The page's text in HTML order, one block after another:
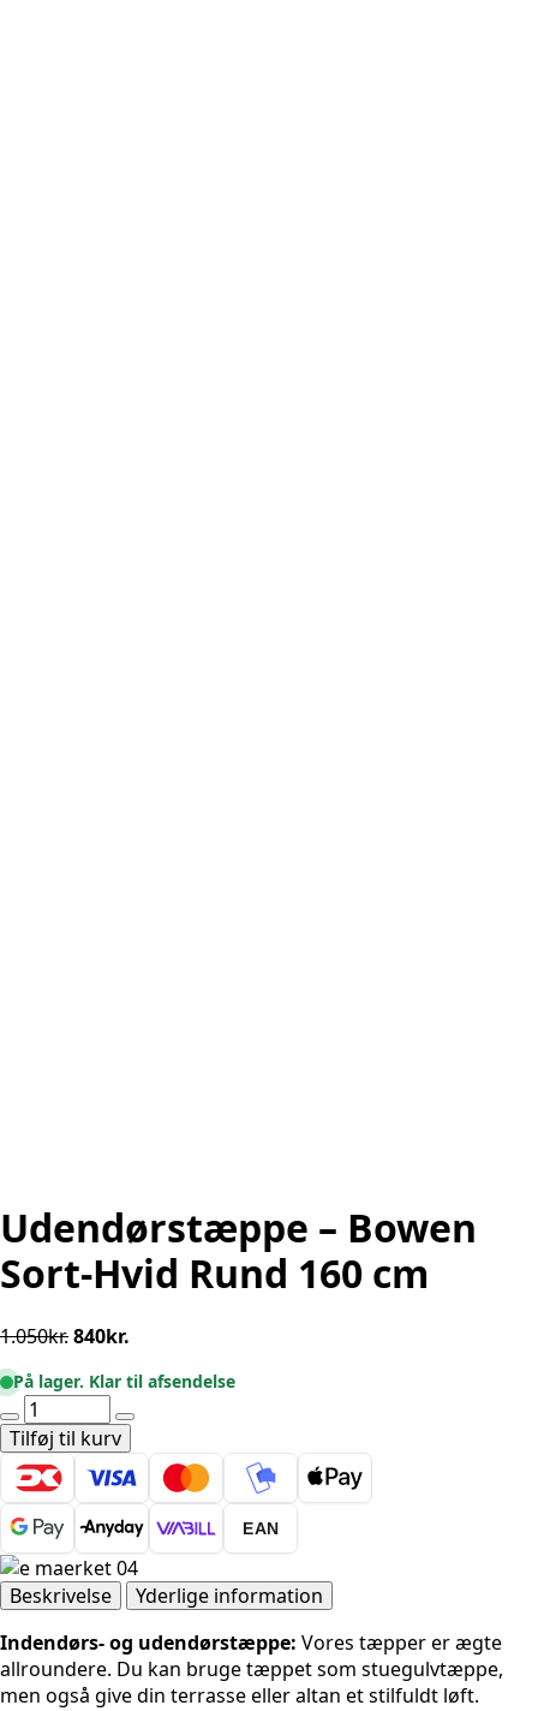
Udendørstæppe – Bowen
Sort-Hvid Rund 160 cm
1.050kr.Den
pris
1.050kr..
840kr.
pris
er:
På lager. Klar til afsendelse
Udendørstæppe
-
Bowen
Sort-
Hvid
Rund
160
cm
antal
Tilføj til kurv
EAN
Beskrivelse
Yderlige information
Indendørs- og udendørstæppe: Vores tæpper er ægte
allroundere. Du kan bruge tæppet som stuegulvtæppe,
men også give din terrasse eller altan et stilfuldt løft.